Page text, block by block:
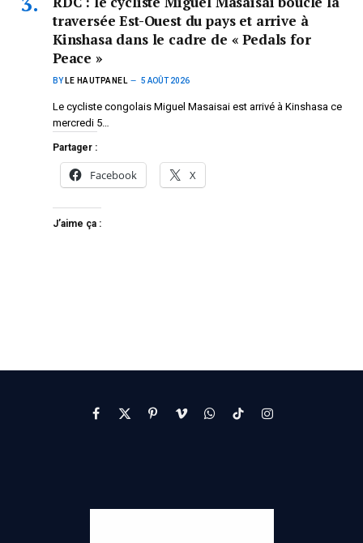
traversée Est-Ouest du pays et arrive à
Kinshasa dans le cadre de « Pedals for
Peace »
BY LE HAUTPANEL 5 AOÛT 2026
Le cycliste congolais Miguel Masaisai est arrivé à Kinshasa ce
mercredi 5…
Partager :
Facebook X
J’aime ça :
Facebook
X
PinterestVimeoWhatsApp
TikTokInstagram